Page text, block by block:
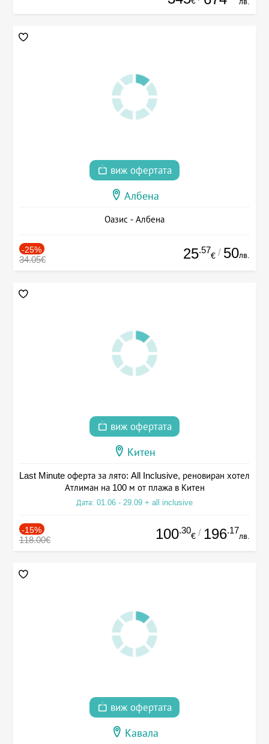
виж офертата
Албена
Оазис - Албена
-25%
34.05€ 25.57
€ / 50лв.
виж офертата
Китен
Last Minute оферта за лято: All Inclusive, реновиран хотел
Атлиман на 100 м от плажа в Китен
Дата: 01.06 - 29.09 + all inclusive
-15%
118.00€ 100.30
€ / 196.17
лв.
виж офертата
Кавала